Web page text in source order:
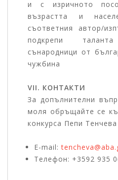
и с изричното
възрастта и
съответния автор/
подкрепи
сънародници от
чужбина
VII. КОНТАКТИ
За допълнителни
моля обръщайте се
конкурса Пепи Тенчева
Е-mail:
Телефон: +3592 935